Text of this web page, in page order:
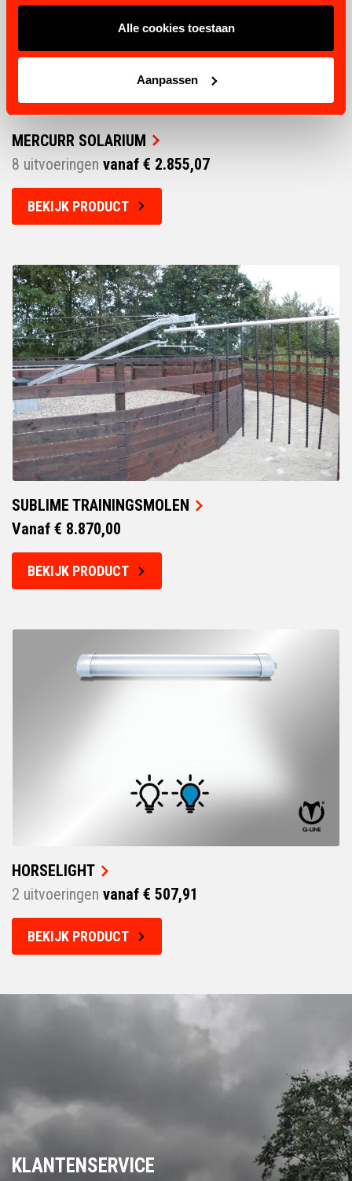
Alle cookies toestaan
Aanpassen
MERCURR SOLARIUM
8 uitvoeringen vanaf € 2.855,07
BEKIJK PRODUCT
SUBLIME TRAININGSMOLEN
Vanaf € 8.870,00
BEKIJK PRODUCT
HORSELIGHT
2 uitvoeringen vanaf € 507,91
BEKIJK PRODUCT
KLANTENSERVICE